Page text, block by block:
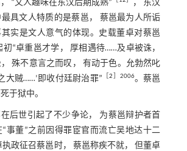
“文人趣味在东汉后期成熟”
， 东汉
具文人特质的是蔡邕， 蔡邕最为人所诟
其实是文人意气的体现。史载董卓对蔡邕
初“卓重邕才学， 厚相遇待……及卓被诛，
殊不意言之而叹， 有动于色。允勃然叱
大贼……’即收付廷尉治罪” ［2 ］2006。蔡邕
于狱中。
后世引起了不少争论， 为蔡邕辩护者首
事董”之前因得罪宦官而流亡吴地达十二
政征召蔡邕时， 蔡邕称疾不就， 但董卓